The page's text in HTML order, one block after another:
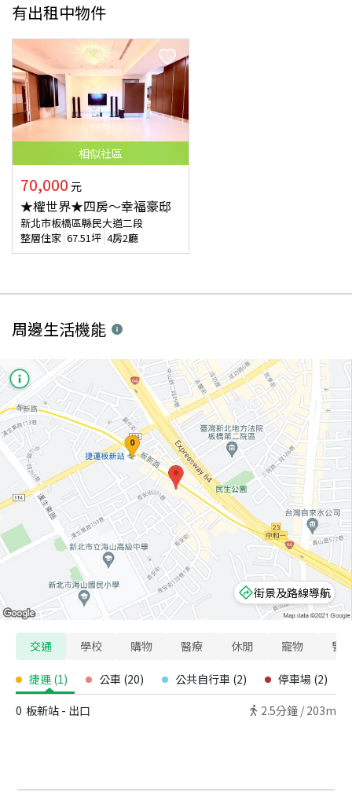
有出租中物件
相似社區
70,000 元
★權世界★四房～幸福豪邸
新北市板橋區縣民大道二段
整層住家 67.51坪 4房2廳
周邊生活機能
街景及路線導航
交通 學校 購物 醫療 休閒 寵物 警
捷運 (1) 公車 (20) 公共自行車 (2) 停車場 (2)
0 板新站 - 出口 2.5分鐘 / 203m